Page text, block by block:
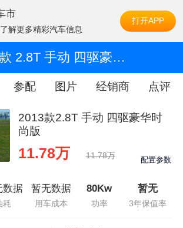
市
解更多精彩汽车信息
打开APP
2013款 2.8T 手动 四驱豪华时尚版
参配 图片 经销商 点评
2013款2.8T 手动 四驱豪华时
尚版
11.78万 11.78万 配置参数
数据
耗
暂无数据
用车成本
80Kw
功率
暂无
3年保值率